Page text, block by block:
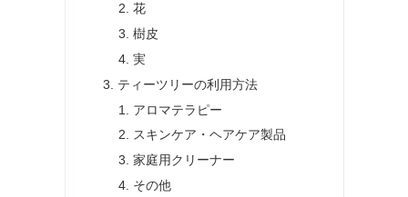
花
樹皮
実
ティーツリーの利用方法
アロマテラピー
スキンケア・ヘアケア製品
家庭用クリーナー
その他